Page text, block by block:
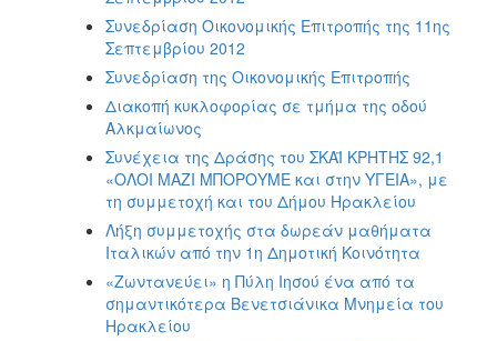
Συνεδρίαση Οικονομικής Επιτροπής της 11ης
Σεπτεμβρίου 2012
Συνεδρίαση της Οικονομικής Επιτροπής
Διακοπή κυκλοφορίας σε τμήμα της οδού
Αλκμαίωνος
Συνέχεια της Δράσης του ΣΚΑΪ ΚΡΗΤΗΣ 92,1
«ΟΛΟΙ ΜΑΖΙ ΜΠΟΡΟΥΜΕ και στην ΥΓΕΙΑ», με
τη συμμετοχή και του Δήμου Ηρακλείου
Λήξη συμμετοχής στα δωρεάν μαθήματα
Ιταλικών από την 1η Δημοτική Κοινότητα
«Ζωντανεύει» η Πύλη Ιησού ένα από τα
σημαντικότερα Βενετσιάνικα Μνημεία του
Ηρακλείου